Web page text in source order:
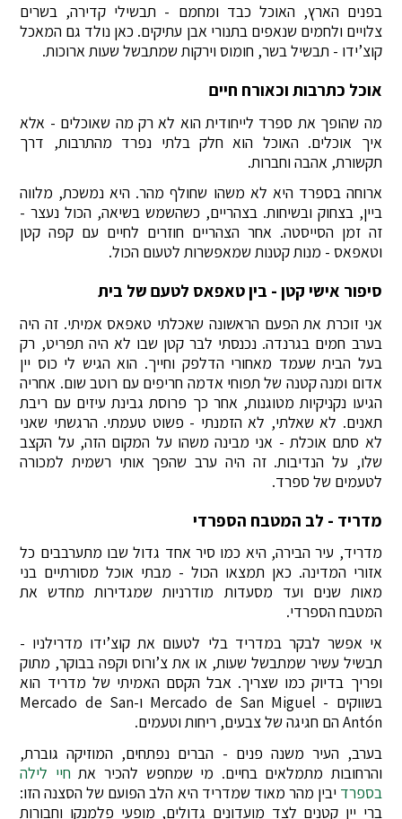
בפנים הארץ, האוכל כבד ומחמם - תבשילי קדירה, בשרים
צלויים ולחמים שנאפים בתנורי אבן עתיקים. כאן נולד גם המאכל
קוצ’ידו - תבשיל בשר, חומוס וירקות שמתבשל שעות ארוכות.
אוכל כתרבות וכאורח חיים
מה שהופך את ספרד לייחודית הוא לא רק מה שאוכלים - אלא
איך אוכלים. האוכל הוא חלק בלתי נפרד מהתרבות, דרך
תקשורת, אהבה וחברות.
ארוחה בספרד היא לא משהו שחולף מהר. היא נמשכת, מלווה
ביין, בצחוק ובשיחות. בצהריים, כשהשמש בשיאה, הכול נעצר -
זה זמן הסייסטה. אחר הצהריים חוזרים לחיים עם קפה קטן
וטאפאס - מנות קטנות שמאפשרות לטעום הכול.
סיפור אישי קטן - בין טאפאס לטעם של בית
אני זוכרת את הפעם הראשונה שאכלתי טאפאס אמיתי. זה היה
בערב חמים בגרנדה. נכנסתי לבר קטן שבו לא היה תפריט, רק
בעל הבית שעמד מאחורי הדלפק וחייך. הוא הגיש לי כוס יין
אדום ומנה קטנה של תפוחי אדמה חריפים עם רוטב שום. אחריה
הגיעו נקניקיות מטוגנות, אחר כך פרוסת גבינת עיזים עם ריבת
תאנים. לא שאלתי, לא הזמנתי - פשוט טעמתי. הרגשתי שאני
לא סתם אוכלת - אני מבינה משהו על המקום הזה, על הקצב
שלו, על הנדיבות. זה היה ערב שהפך אותי רשמית למכורה
לטעמים של ספרד.
מדריד - לב המטבח הספרדי
מדריד, עיר הבירה, היא כמו סיר אחד גדול שבו מתערבבים כל
אזורי המדינה. כאן תמצאו הכול - מבתי אוכל מסורתיים בני
מאות שנים ועד מסעדות מודרניות שמגדירות מחדש את
המטבח הספרדי.
אי אפשר לבקר במדריד בלי לטעום את קוצ’ידו מדרילניו -
תבשיל עשיר שמתבשל שעות, או את צ’ורוס וקפה בבוקר, מתוק
ופריך בדיוק כמו שצריך. אבל הקסם האמיתי של מדריד הוא
בשווקים - Mercado de San Miguel ו-Mercado de San
Antón הם חגיגה של צבעים, ריחות וטעמים.
בערב, העיר משנה פנים - הברים נפתחים, המוזיקה גוברת,
והרחובות מתמלאים בחיים. מי שמחפש להכיר את חיי לילה
בספרד יבין מהר מאוד שמדריד היא הלב הפועם של הסצנה הזו:
ברי יין קטנים לצד מועדונים גדולים, מופעי פלמנקו וחבורות